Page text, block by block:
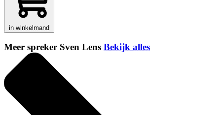
in winkelmand
Meer spreker Sven Lens Bekijk alles